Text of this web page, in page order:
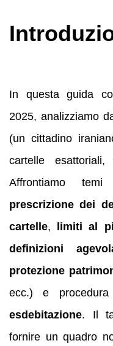
In questa guida
2025, analizziamo
(un cittadino
cartelle
Affrontiamo
prescrizione dei
cartelle, limiti al
definizioni
protezione
ecc.) e
esdebitazione. Il
fornire un quadro